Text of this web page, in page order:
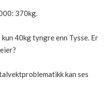
370kg.
40kg tyngre enn Tysse. Er
kan ses